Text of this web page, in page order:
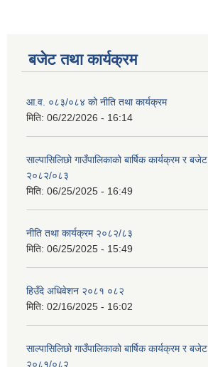
बजेट तथा कार्यक्रम
आ.व. ०८३/०८४ को नीति तथा कार्यक्रम
मिति: 06/22/2026 - 16:14
साल्पासिलिछो गाउँपालिकाको बार्षिक कार्यक्रम र बजेट
२०८२/०८३
मिति: 06/25/2025 - 16:49
नीति तथा कार्यक्रम २०८२/८३
मिति: 06/25/2025 - 15:49
हिउँदे अधिवेशन २०८१ ०८२
मिति: 02/16/2025 - 16:02
साल्पासिलिछो गाउँपालिकाको बार्षिक कार्यक्रम र बजेट
२०८१/०८२